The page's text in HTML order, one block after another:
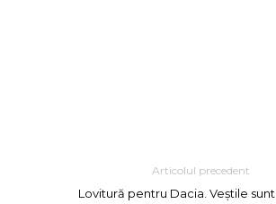
Articolul precedent
Lovitură pentru Dacia. Veștile